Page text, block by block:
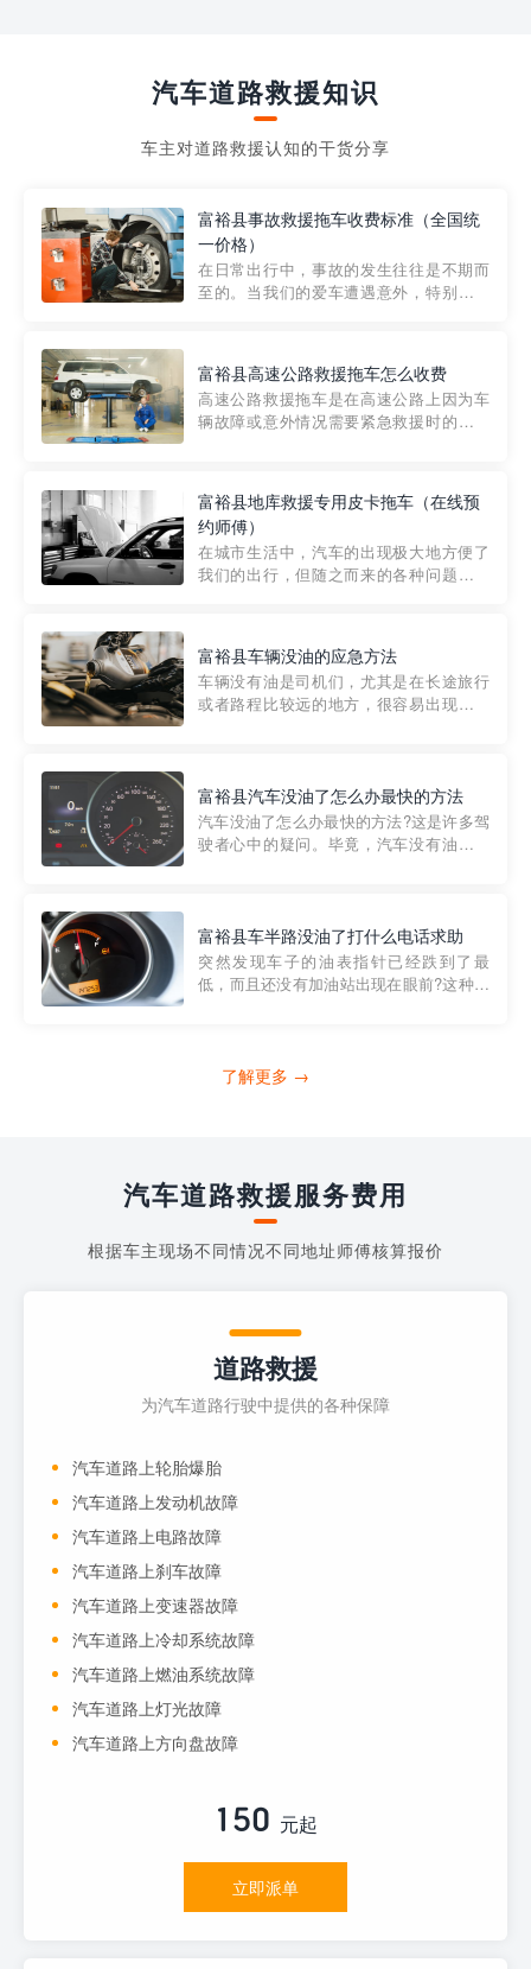
汽车道路救援知识
车主对道路救援认知的干货分享
富裕县事故救援拖车收费标准（全国统
一价格）
在日常出行中，事故的发生往往是不期而
至的。当我们的爱车遭遇意外，特别是在
细解析一下市区事故救援拖车的收费标
准，以及在选用拖车服务时应注...
富裕县高速公路救援拖车怎么收费
高速公路救援拖车是在高速公路上因为车
辆故障或意外情况需要紧急救援时的必备
路救援拖车的收费标准是由当地交通管理
部门制定的。起步价通...
富裕县地库救援专用皮卡拖车（在线预
约师傅）
在城市生活中，汽车的出现极大地方便了
我们的出行，但随之而来的各种问题也让
紧急情况下，我们需要一种高效可靠的救
援方式。而这时，地库救援专...
富裕县车辆没油的应急方法
车辆没有油是司机们，尤其是在长途旅行
或者路程比较远的地方，很容易出现这种
的送油师傅，解决没油的紧急情况。 首
先，让我们来了解一下穿...
富裕县汽车没油了怎么办最快的方法
汽车没油了怎么办最快的方法?这是许多驾
驶者心中的疑问。毕竟，汽车没有油就无
越者小程序是一款专门解决汽车没油问题
的在线服务平台。通过...
富裕县车半路没油了打什么电话求助
突然发现车子的油表指针已经跌到了最
低，而且还没有加油站出现在眼前?这种情
打4006363122请求送油人员来帮助你。
了解更多 →
汽车道路救援服务费用
根据车主现场不同情况不同地址师傅核算报价
道路救援
为汽车道路行驶中提供的各种保障
汽车道路上轮胎爆胎
汽车道路上发动机故障
汽车道路上电路故障
汽车道路上刹车故障
汽车道路上变速器故障
汽车道路上冷却系统故障
汽车道路上燃油系统故障
汽车道路上灯光故障
汽车道路上方向盘故障
150 元起
立即派单